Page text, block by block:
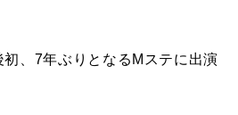
、 7年ぶりとなる M ステに出演